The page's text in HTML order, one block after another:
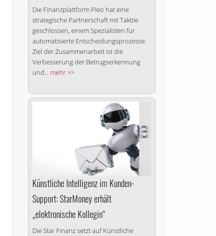
Die Finanzplattform Pleo hat eine
strategische Partnerschaft mit Taktile
geschlossen, einem Spezialisten für
automatisierte Entscheidungsprozesse.
Ziel der Zusammenarbeit ist die
Verbesserung der Betrugserkennung
und... mehr >>
Künstliche Intelligenz im Kunden-
Support: StarMoney erhält
„elektronische Kollegin“
Die Star Finanz setzt auf Künstliche